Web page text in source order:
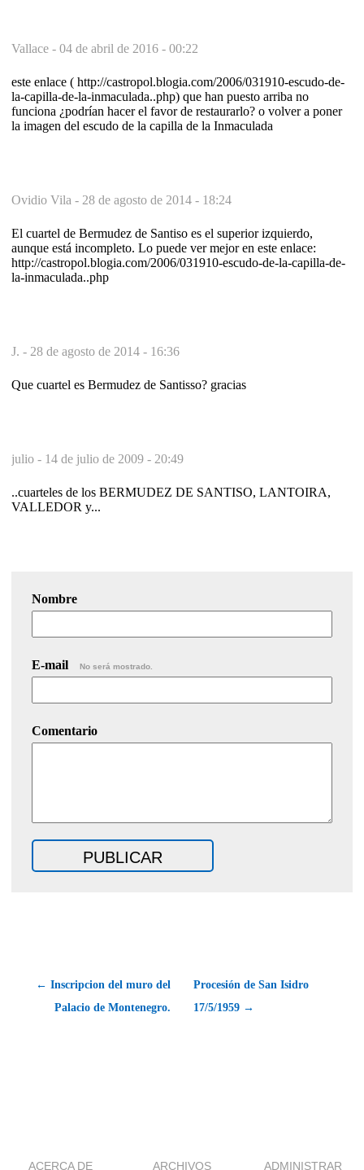
Vallace - 04 de abril de 2016 - 00:22
este enlace ( http://castropol.blogia.com/2006/031910-escudo-de-
la-capilla-de-la-inmaculada..php) que han puesto arriba no
funciona ¿podrían hacer el favor de restaurarlo? o volver a poner
la imagen del escudo de la capilla de la Inmaculada
Ovidio Vila - 28 de agosto de 2014 - 18:24
El cuartel de Bermudez de Santiso es el superior izquierdo,
aunque está incompleto. Lo puede ver mejor en este enlace:
http://castropol.blogia.com/2006/031910-escudo-de-la-capilla-de-
la-inmaculada..php
J. - 28 de agosto de 2014 - 16:36
Que cuartel es Bermudez de Santisso? gracias
julio - 14 de julio de 2009 - 20:49
..cuarteles de los BERMUDEZ DE SANTISO, LANTOIRA,
VALLEDOR y...
Nombre
E-mail No será mostrado.
Comentario
← Inscripcion del muro del
Palacio de Montenegro.
Procesión de San Isidro
17/5/1959 →
ACERCA DE ARCHIVOS ADMINISTRAR